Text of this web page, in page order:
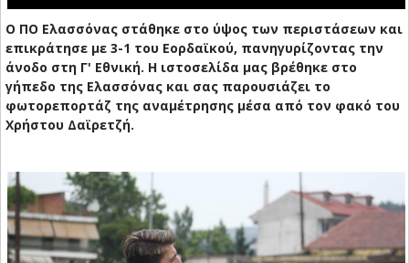
Ο ΠΟ Ελασσόνας στάθηκε στο ύψος των περιστάσεων και
επικράτησε με 3-1 του Εορδαϊκού, πανηγυρίζοντας την
άνοδο στη Γ' Εθνική. Η ιστοσελίδα μας βρέθηκε στο
γήπεδο της Ελασσόνας και σας παρουσιάζει το
φωτορεπορτάζ της αναμέτρησης μέσα από τον φακό του
Χρήστου Δαϊρετζή.